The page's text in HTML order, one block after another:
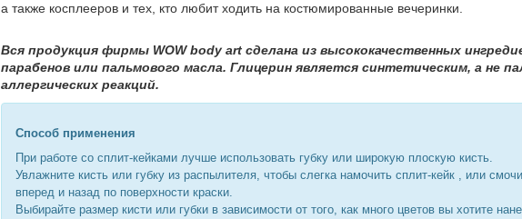
а также косплееров и тех, кто любит ходить на костюмированные вечеринки.
Вся продукция фирмы WOW body art сделана из высококачественных
парабенов или пальмового масла. Глицерин является синтетическим, а не
аллергических реакций.
Способ применения
При работе со сплит-кейками лучше использовать губку или широкую плоскую кисть.
Увлажните кисть или губку из распылителя, чтобы слегка намочить сплит-кейк , или
вперед и назад по поверхности краски.
Выбирайте размер кисти или губки в зависимости от того, как много цветов вы хотите